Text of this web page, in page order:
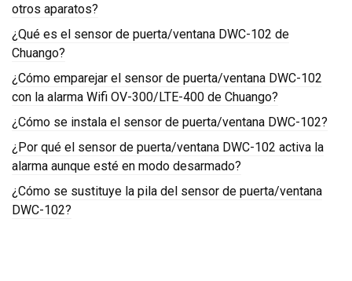
otros aparatos?
¿Qué es el sensor de puerta/ventana DWC-102 de
Chuango?
¿Cómo emparejar el sensor de puerta/ventana DWC-102
con la alarma Wifi OV-300/LTE-400 de Chuango?
¿Cómo se instala el sensor de puerta/ventana DWC-102?
¿Por qué el sensor de puerta/ventana DWC-102 activa la
alarma aunque esté en modo desarmado?
¿Cómo se sustituye la pila del sensor de puerta/ventana
DWC-102?